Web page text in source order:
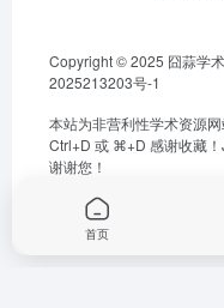
Copyright © 2025 囧蒜学
2025213203号-1
本站为非营利性学术资源
Ctrl+D 或 ⌘+D 感谢收藏！
谢谢您！
首页